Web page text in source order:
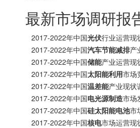
最新市场调研报
2017-2022年中国光伏行业运营现
研究报告
2017-2022年中国汽车节能减排产
发展趋势前瞻报告
2017-2022年中国储能产业运营现
分析报告
2017-2022年中国太阳能利用市场
展趋势前瞻报告
2017-2022年中国温差能产业现状
势预测报告
2017-2022年中国电光源制造市场
展策略分析报告
2017-2022年中国硅太阳能电池市
投资商机研究报告
2017-2022年中国核电市场运营现